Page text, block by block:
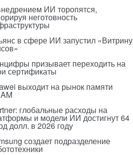
ИИ торопятся,
неготовность
в сфере ИИ запустил «Витрину
призывает переходить на
сертификаты
выходит на рынок памяти
глобальные расходы на
и модели ИИ достигнут 64
долл. в 2026 году
создает подразделение